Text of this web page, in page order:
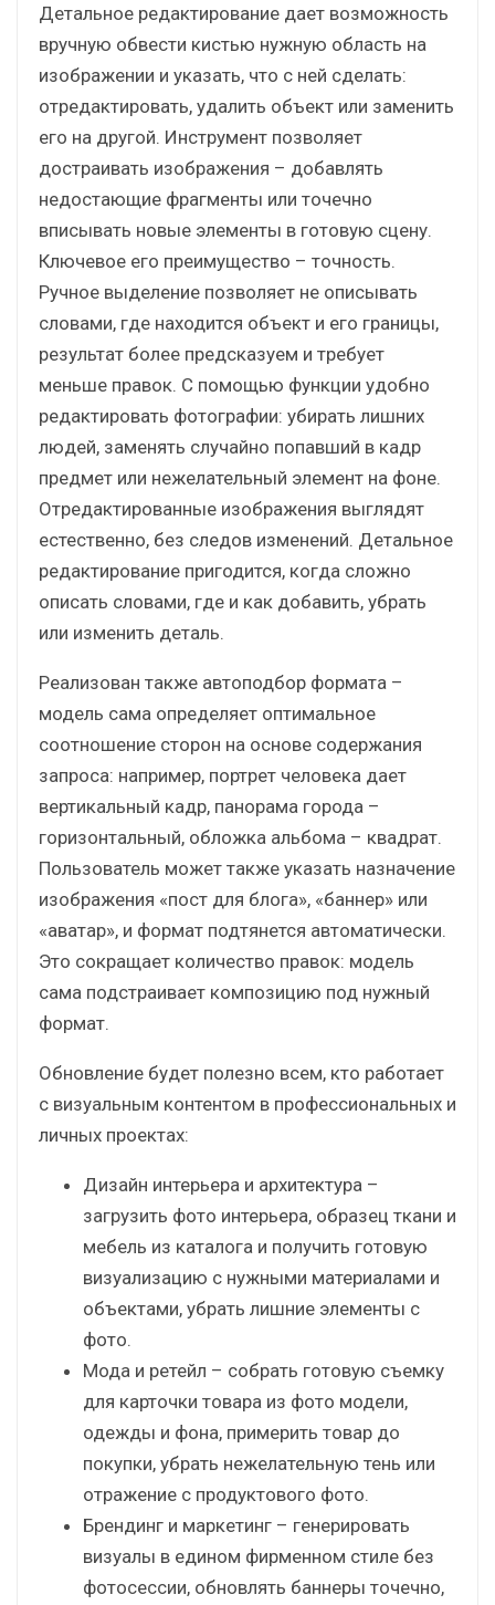
Детальное редактирование дает возможность
вручную обвести кистью нужную область на
изображении и указать, что с ней сделать:
отредактировать, удалить объект или заменить
его на другой. Инструмент позволяет
достраивать изображения – добавлять
недостающие фрагменты или точечно
вписывать новые элементы в готовую сцену.
Ключевое его преимущество – точность.
Ручное выделение позволяет не описывать
словами, где находится объект и его границы,
результат более предсказуем и требует
меньше правок. С помощью функции удобно
редактировать фотографии: убирать лишних
людей, заменять случайно попавший в кадр
предмет или нежелательный элемент на фоне.
Отредактированные изображения выглядят
естественно, без следов изменений. Детальное
редактирование пригодится, когда сложно
описать словами, где и как добавить, убрать
или изменить деталь.
Реализован также автоподбор формата –
модель сама определяет оптимальное
соотношение сторон на основе содержания
запроса: например, портрет человека дает
вертикальный кадр, панорама города –
горизонтальный, обложка альбома – квадрат.
Пользователь может также указать назначение
изображения «пост для блога», «баннер» или
«аватар», и формат подтянется автоматически.
Это сокращает количество правок: модель
сама подстраивает композицию под нужный
формат.
Обновление будет полезно всем, кто работает
с визуальным контентом в профессиональных и
личных проектах:
Дизайн интерьера и архитектура –
загрузить фото интерьера, образец ткани и
мебель из каталога и получить готовую
визуализацию с нужными материалами и
объектами, убрать лишние элементы с
фото.
Мода и ретейл – собрать готовую съемку
для карточки товара из фото модели,
одежды и фона, примерить товар до
покупки, убрать нежелательную тень или
отражение с продуктового фото.
Брендинг и маркетинг – генерировать
визуалы в едином фирменном стиле без
фотосессии, обновлять баннеры точечно,